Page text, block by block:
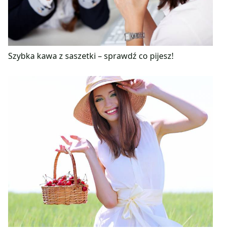
Szybka kawa z saszetki – sprawdź co pijesz!